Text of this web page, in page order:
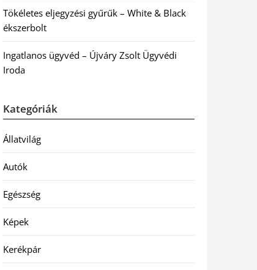
Tökéletes eljegyzési gyűrűk – White & Black
ékszerbolt
Ingatlanos ügyvéd – Újváry Zsolt Ügyvédi
Iroda
Kategóriák
Állatvilág
Autók
Egészség
Képek
Kerékpár